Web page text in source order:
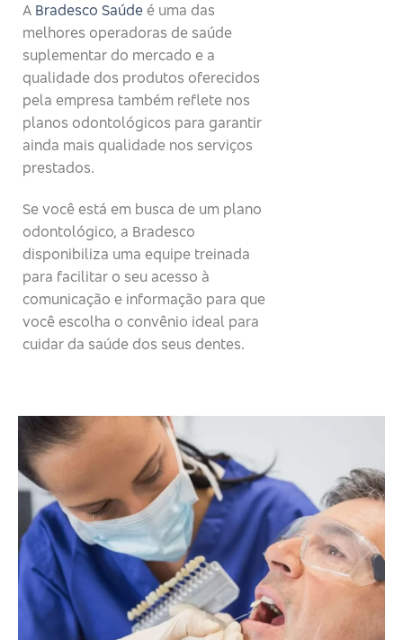
A Bradesco Saúde é uma das
melhores operadoras de saúde
suplementar do mercado e a
qualidade dos produtos oferecidos
pela empresa também reflete nos
planos odontológicos para garantir
ainda mais qualidade nos serviços
prestados.
Se você está em busca de um plano
odontológico, a Bradesco
disponibiliza uma equipe treinada
para facilitar o seu acesso à
comunicação e informação para que
você escolha o convênio ideal para
cuidar da saúde dos seus dentes.